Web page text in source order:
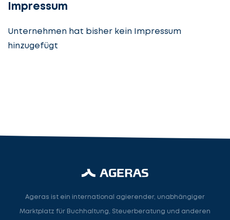
Impressum
Unternehmen hat bisher kein Impressum
hinzugefügtSteuerberatung
Ageras ist ein international agierender, unabhängiger
Marktplatz für Buchhaltung, Steuerberatung und anderen